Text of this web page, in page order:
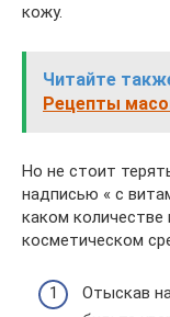
кожу.
Читайте
Рецепты
Но не стоит
надписью « с
каком количестве
косметическом
Отыскав